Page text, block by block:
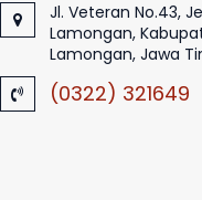
Jl. Veteran No.43,
Lamongan,
Lamongan, Jawa
(0322) 321649